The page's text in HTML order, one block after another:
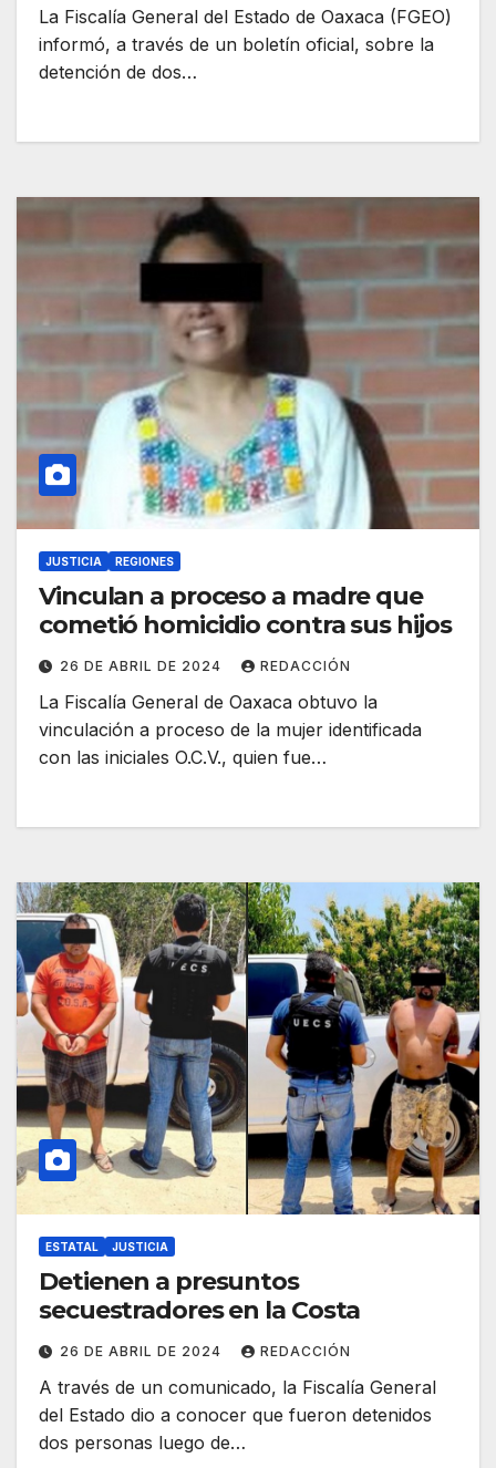
La Fiscalía General del Estado de Oaxaca (FGEO)
informó, a través de un boletín oficial, sobre la
detención de dos…
JUSTICIA REGIONES
Vinculan a proceso a madre que
cometió homicidio contra sus hijos
26 DE ABRIL DE 2024 REDACCIÓN
La Fiscalía General de Oaxaca obtuvo la
vinculación a proceso de la mujer identificada
con las iniciales O.C.V., quien fue…
ESTATAL JUSTICIA
Detienen a presuntos
secuestradores en la Costa
26 DE ABRIL DE 2024 REDACCIÓN
A través de un comunicado, la Fiscalía General
del Estado dio a conocer que fueron detenidos
dos personas luego de…